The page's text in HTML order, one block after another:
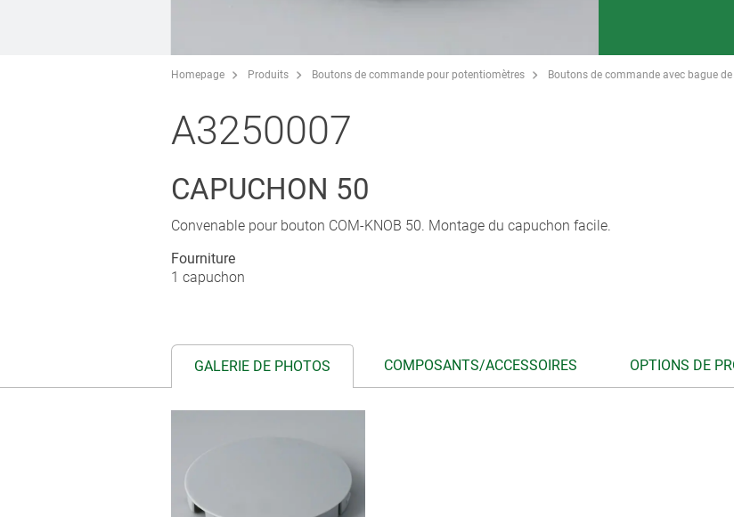
Homepage Produits Boutons de commande pour potentiomètres Boutons de commande avec bague de
A3250007
CAPUCHON 50
Convenable pour bouton COM-KNOB 50. Montage du capuchon facile.
Fourniture
1 capuchon
GALERIE DE PHOTOS COMPOSANTS/ACCESSOIRES OPTIONS DE